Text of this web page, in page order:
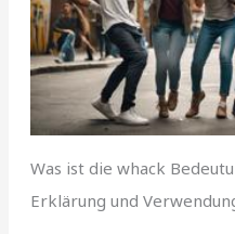
Was ist die whack
Erklärung und